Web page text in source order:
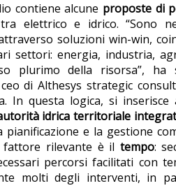
contiene alcune proposte di
elettrico e idrico. “Sono
soluzioni win-win,
settori: energia, industria,
plurimo della risorsa”, ha
di Althesys strategic
In questa logica, si inserisce
idrica territoriale
pianificazione e la gestione
rilevante è il tempo:
percorsi facilitati con
molti degli interventi, in